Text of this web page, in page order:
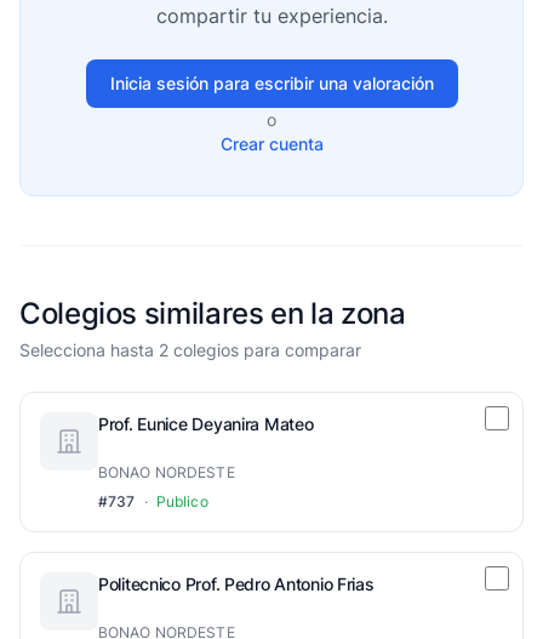
compartir tu experiencia.
Inicia sesión para escribir una valoración
o
Crear cuenta
Colegios similares en la zona
Selecciona hasta 2 colegios para comparar
Prof. Eunice Deyanira Mateo
BONAO NORDESTE
#737 · Publico
Politecnico Prof. Pedro Antonio Frias
BONAO NORDESTE